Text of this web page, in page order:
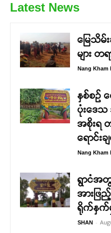
Latest News
မြေသိ
များ တ
Nang Kham
နှစ်စဉ်
ပုံးဒေ
အစိုးရ
ရောင်းခ
Nang Kham
ရွာငံအ
အားဖြ
ရိုက်နှက်
SHAN -